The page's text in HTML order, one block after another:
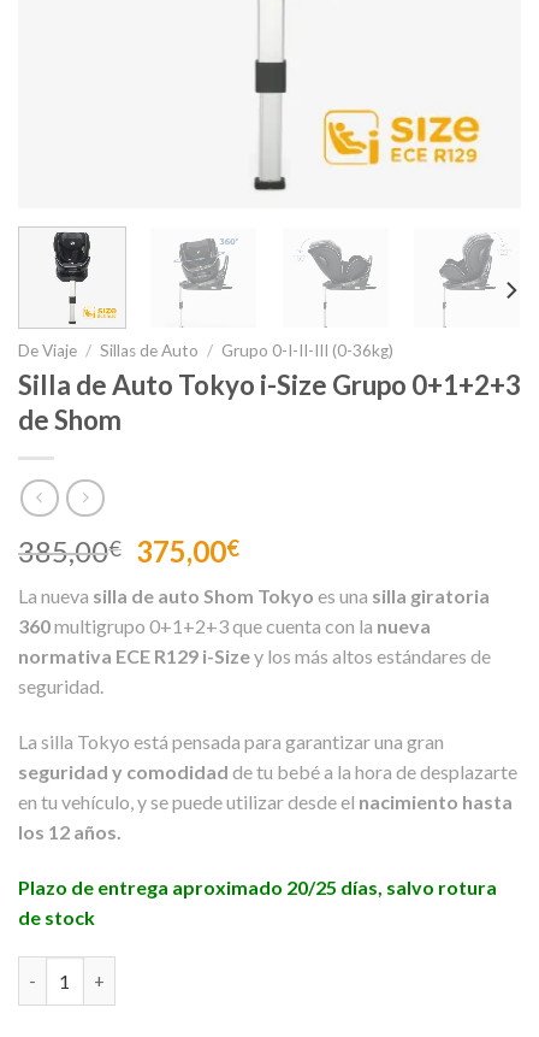
De Viaje / Sillas de Auto / Grupo 0-I-II-III (0-36kg)
Silla de Auto Tokyo i-Size Grupo 0+1+2+3
de Shom
385,00€ El
precio
original
era:
385,00€.
375,00€El
actual
es:
375,00€.
La nueva silla de auto Shom Tokyo es una silla giratoria
360multigrupo 0+1+2+3 que cuenta con la nueva
normativa ECE R129 i-Sizey los más altos estándares de
seguridad.
La silla Tokyo está pensada para garantizar una gran
seguridad y comodidad de tu bebé a la hora de desplazarte
en tu vehículo, y se puede utilizar desde el nacimiento hasta
los 12 años.
Plazo de entrega aproximado 20/25 días, salvo rotura
de stock